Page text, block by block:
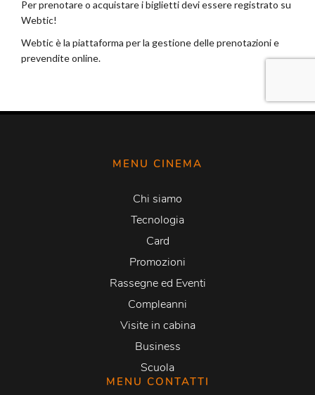
MENU CINEMA
Chi siamo
Tecnologia
Card
Promozioni
Rassegne ed Eventi
Compleanni
Visite in cabina
Business
Scuola
MENU CONTATTI